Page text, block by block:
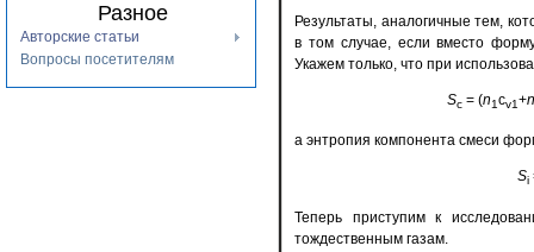
Разное
Авторские статьи
Вопросы посетителям
Результаты, аналогичные тем,
в том случае, если вместо
Укажем только, что при
Sс= (n1cv1+n
а энтропия компонента смеси
Si
Теперь приступим к
тождественным газам.